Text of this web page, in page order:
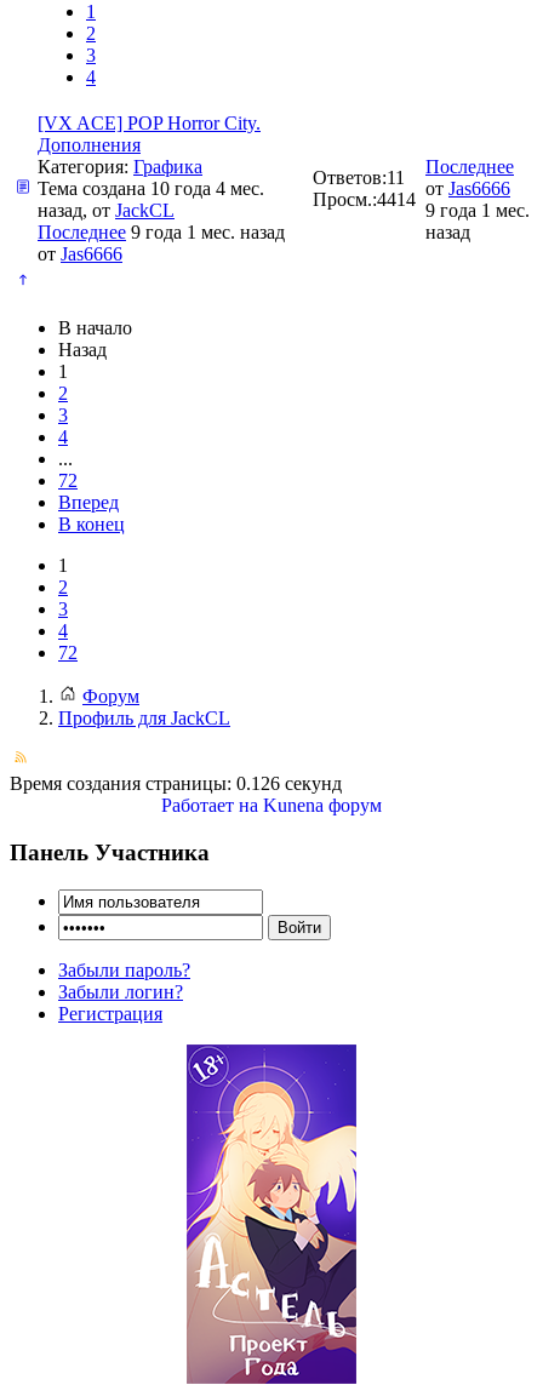
1
2
3
4
[VX ACE] POP Horror City.
Дополнения
Категория: Графика
Тема создана 10 года 4 мес.
назад, от JackCL
Последнее 9 года 1 мес. назад
от Jas6666
Ответов:11
Просм.:4414
Последнее
от Jas6666
9 года 1 мес.
назад
В начало
Назад
1
2
3
4
...
72
Вперед
В конец
1
2
3
4
72
Форум
Профиль для JackCL
Время создания страницы: 0.126 секунд
Работает на Kunena форум
Панель Участника
Забыли пароль?
Забыли логин?
Регистрация